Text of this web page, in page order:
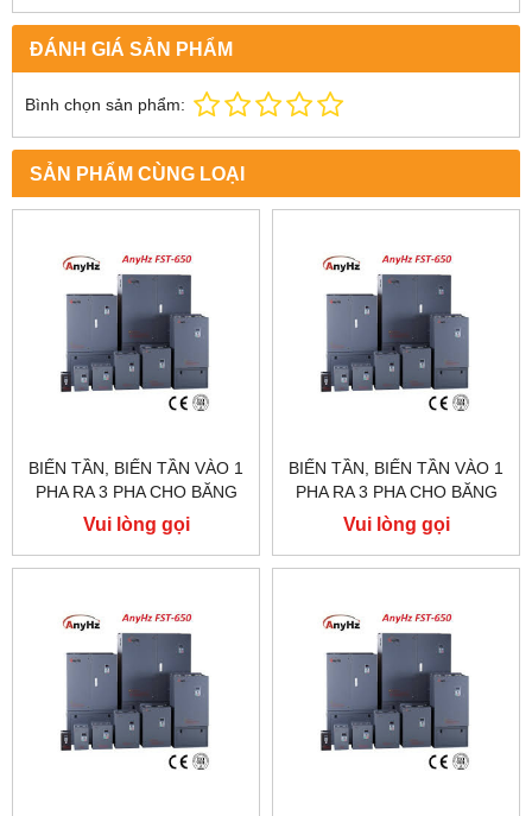
ĐÁNH GIÁ SẢN PHẨM
Bình chọn sản phẩm:
SẢN PHẨM CÙNG LOẠI
BIẾN TẦN, BIẾN TẦN VÀO 1
PHA RA 3 PHA CHO BĂNG
TẢI, FST650, FST500,75HP
Vui lòng gọi
BIẾN TẦN, BIẾN TẦN VÀO 1
PHA RA 3 PHA CHO BĂNG
TẢI, FST650, FST500,60HP
Vui lòng gọi